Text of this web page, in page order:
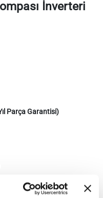
İnverteri
Parça Garantisi)